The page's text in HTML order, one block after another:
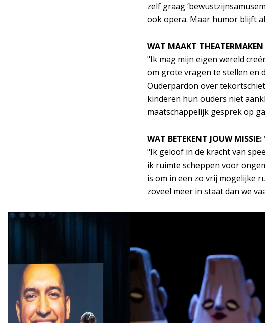
zelf graag
ook opera. Maar humor blijft
WAT MAAKT
"Ik mag mijn eigen wereld
om grote vragen te stellen en
Ouderpardon over
kinderen hun ouders niet
maatschappelijk gesprek op
WAT BETEKENT JOUW
"Ik geloof in de kracht van
ik ruimte scheppen voor
is om in een zo vrij mogelijke
zoveel meer in staat dan we
Overslaan